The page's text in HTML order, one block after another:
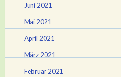
Juni 2021
Mai 2021
April 2021
März 2021
Februar 2021